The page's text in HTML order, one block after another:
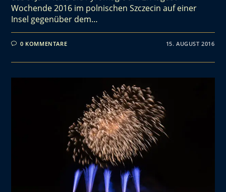
Wochende 2016 im polnischen Szczecin auf einer
Insel gegenüber dem…
0 KOMMENTARE 15. AUGUST 2016